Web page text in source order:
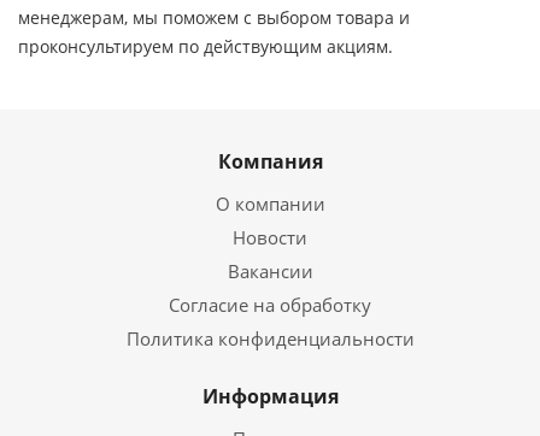
менеджерам, мы поможем с выбором товара и
проконсультируем по действующим акциям.
Компания
О компании
Новости
Вакансии
Согласие на обработку
Политика конфиденциальности
Информация